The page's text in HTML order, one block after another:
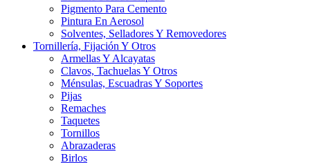
Pigmento Para Cemento
Pintura En Aerosol
Solventes, Selladores Y Removedores
Tornillería, Fijación Y Otros
Armellas Y Alcayatas
Clavos, Tachuelas Y Otros
Ménsulas, Escuadras Y Soportes
Pijas
Remaches
Taquetes
Tornillos
Abrazaderas
Birlos